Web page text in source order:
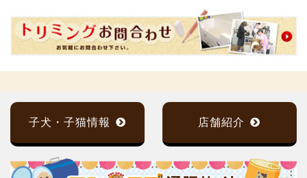
子犬・子猫情報 店舗紹介